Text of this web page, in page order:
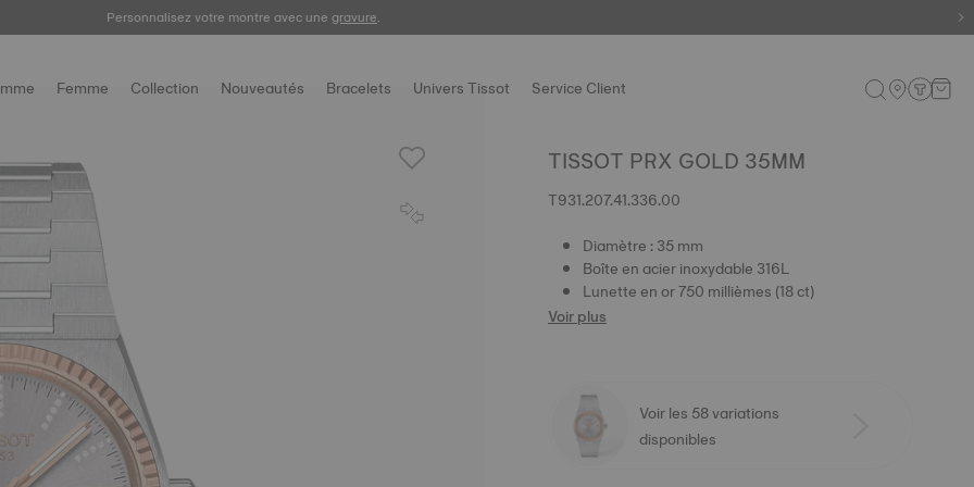
Personnalisez votre montre avec une gravure.
Enregistrez votre montrepour consulter votre garantie digitale et plus encore.
Femme Collection Nouveautés Bracelets Univers Tissot Service Client
TISSOT PRX GOLD 35MM
T931.207.41.336.00
Diamètre : 35 mm
Boîte en acier inoxydable 316L
Lunette en or 750 millièmes (18 ct)
Voir plus
Voir les 58 variations
disponibles